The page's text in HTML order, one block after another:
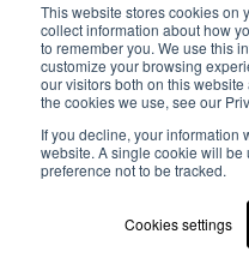
This website stores cookies on
collect information about how
to remember you. We use this
customize your browsing
our visitors both on this
the cookies we use, see our
If you decline, your information
website. A single cookie will
preference not to be tracked.
Cookies settings